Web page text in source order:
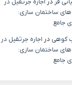
فر در اجاره جرثقیل در
های ساختمان سازی:
جامع
کوهی در اجاره جرثقیل در
های ساختمان سازی:
جامع